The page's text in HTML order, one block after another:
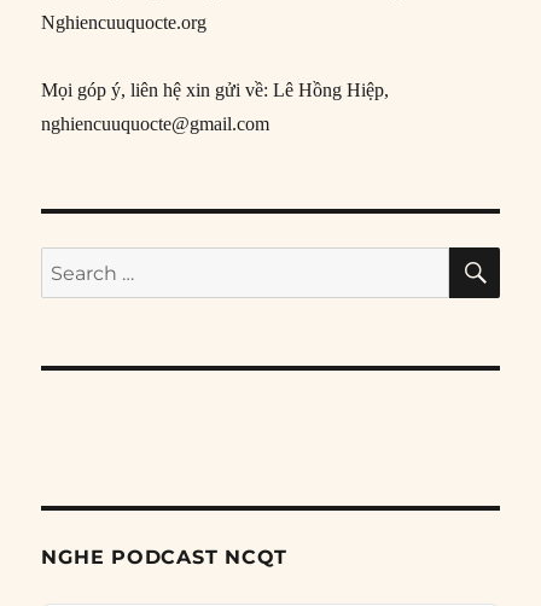
Nghiencuuquocte.org
Mọi góp ý, liên hệ xin gửi về: Lê Hồng Hiệp,
nghiencuuquocte@gmail.com
Search
for:
NGHE PODCAST NCQT